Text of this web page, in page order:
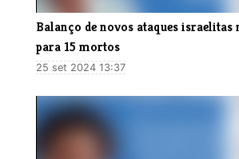
Balanço de novos ataques israelitas
para 15 mortos
25 set 2024 13:37